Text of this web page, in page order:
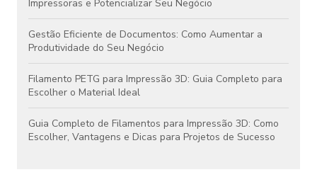
Impressoras e Potencializar Seu Negócio
Gestão Eficiente de Documentos: Como Aumentar a
Produtividade do Seu Negócio
Filamento PETG para Impressão 3D: Guia Completo para
Escolher o Material Ideal
Guia Completo de Filamentos para Impressão 3D: Como
Escolher, Vantagens e Dicas para Projetos de Sucesso